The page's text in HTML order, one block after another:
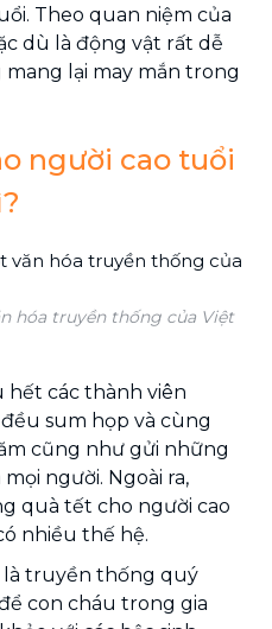
Theo quan niệm của
dù là động vật rất dễ
lại may mắn trong
người cao tuổi
hóa truyền thống của Việt
hết các thành viên
sum họp và cùng
cũng như gửi những
người. Ngoài ra,
quà tết cho người cao
nhiều thế hệ.
là truyền thống quý
con cháu trong gia